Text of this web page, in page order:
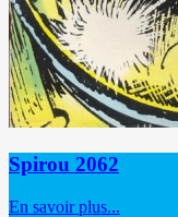
Spirou 2062
En savoir plus...